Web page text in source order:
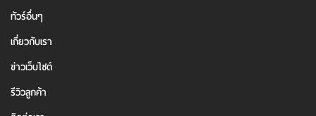
ทัวร์อื่นๆ
เกี่ยวกับเรา
ข่าวเว็บไซต์
รีวิวลูกค้า